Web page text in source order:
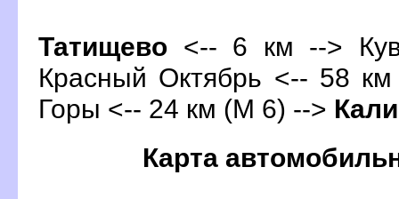
Татищево <-- 6 км -->
Красный Октябрь <-- 58
Горы <-- 24 км (М 6) -->
Карта